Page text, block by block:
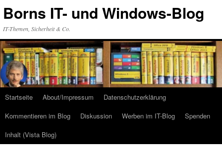
Inhalt
Borns IT- und Windows-Blog
IT-Themen, Sicherheit & Co.
Startseite About/Impressum
Datenschutzerklärung
Kommentieren im Blog
Diskussion Werben im IT-Blog
Spenden
Inhalt (Vista Blog)